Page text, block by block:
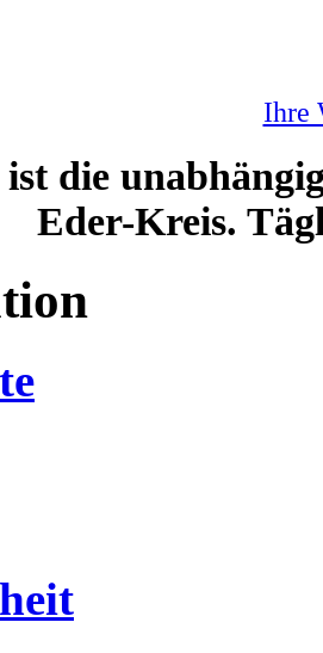
Ihre
die
Eder-Kreis.